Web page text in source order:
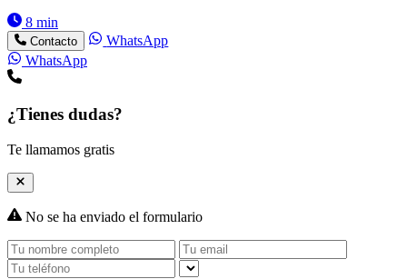
8 min
Contacto
WhatsApp
WhatsApp
¿Tienes dudas?
Te llamamos gratis
No se ha enviado el formulario